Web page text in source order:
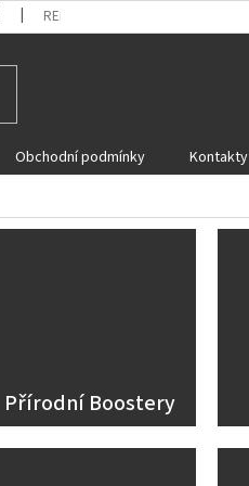
REKLAMACE A VRÁCENÍ ZBOŽÍ
Obchodní podmínky Kontakty
Přírodní Boostery